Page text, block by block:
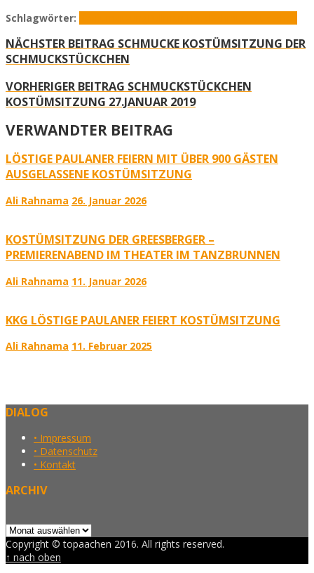
Schlagwörter:
NÄCHSTER BEITRAG SCHMUCKE KOSTÜMSITZUNG DER
SCHMUCKSTÜCKCHEN
VORHERIGER BEITRAG SCHMUCKSTÜCKCHEN
KOSTÜMSITZUNG 27.JANUAR 2019
VERWANDTER BEITRAG
LÖSTIGE PAULANER FEIERN MIT ÜBER 900 GÄSTEN
AUSGELASSENE KOSTÜMSITZUNG
Ali Rahnama 26. Januar 2026
KOSTÜMSITZUNG DER GREESBERGER –
PREMIERENABEND IM THEATER IM TANZBRUNNEN
Ali Rahnama 11. Januar 2026
KKG LÖSTIGE PAULANER FEIERT KOSTÜMSITZUNG
Ali Rahnama 11. Februar 2025
DIALOG
• Impressum
• Datenschutz
• Kontakt
ARCHIV
Copyright © topaachen 2016. All rights reserved.
↑ nach oben